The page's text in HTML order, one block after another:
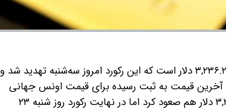
به گزارش گروه رسانه ای شرق؛ سقف قیمت به ثبت رسیده برای اونس طلا برابر با ۳,۲۳۶.۲۱ دلار است که این رکورد امروز سه‌شنبه تهدید شد و
آخرین قیمت به ثبت رسیده برای قیمت اونس جهانی
طلا ۳,۲۲۲.۹۳ دلار در است، در حالی که در همین روز قیمت اونس جهانی طلا تا ۳,۲۳۲ دلار هم صعود کرد اما در نهایت رکورد روز شنبه ۲۳